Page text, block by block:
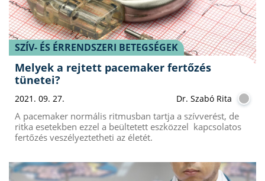
SZÍV- ÉS ÉRRENDSZERI BETEGSÉGEK
Melyek a rejtett pacemaker fertőzés
tünetei?
2021. 09. 27. Dr. Szabó Rita
A pacemaker normális ritmusban tartja a szívverést, de
ritka esetekben ezzel a beültetett eszközzel kapcsolatos
fertőzés veszélyeztetheti az életét.